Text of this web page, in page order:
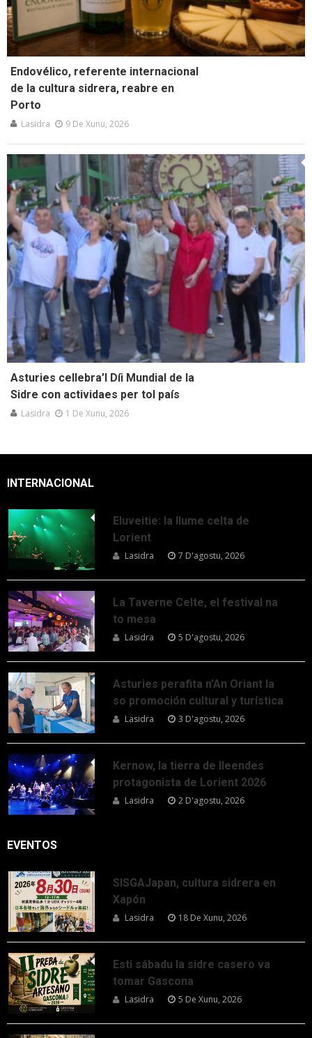
Endovélico, referente internacional
de la cultura sidrera, reabre en
Porto
Lasidra 9 De Xunu, 2026
Asturies cellebra’l Díi Mundial de la
Sidre con actividaes per tol país
Lasidra 1 De Xunu, 2026
INTERNACIONAL
Eluveitie: la llume celta de
Lorient
Lasidra 7 D'agostu, 2026
La Taverne Celte, el festival na
to mesa
Lasidra 5 D'agostu, 2026
Asturies perafita n’An Oriant la
so promoción cultural y turística
Lasidra 3 D'agostu, 2026
Kernow, la tierra de lleendes
protagonista de Lorient 2026
Lasidra 2 D'agostu, 2026
EVENTOS
SISGAJapan, cultura sidrera en
Xapón
Lasidra 18 De Xunu, 2026
Esti sábadu la sidre casero va
tomar Gascona
Lasidra 5 De Xunu, 2026